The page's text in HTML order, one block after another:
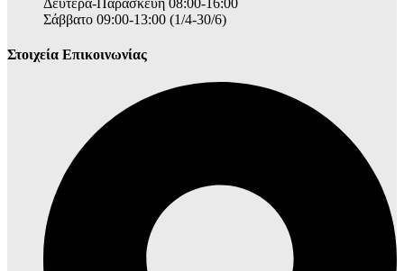
Σάββατο 09:00-13:00 (1/4-30/6)
Στοιχεία Επικοινωνίας